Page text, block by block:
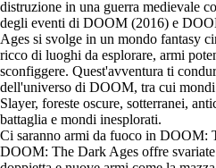
distruzione in una guerra medievale
degli eventi di DOOM (2016) e
Ages si svolge in un mondo fantasy
ricco di luoghi da esplorare, armi
sconfiggere. Quest'avventura ti
dell'universo di DOOM, tra cui
Slayer, foreste oscure, sotterranei,
battaglia e mondi inesplorati.
Ci saranno armi da fuoco in DOOM:
DOOM: The Dark Ages offre